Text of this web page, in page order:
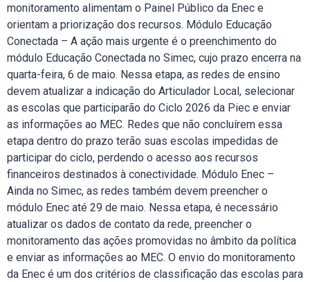
monitoramento alimentam o Painel Público da Enec e
orientam a priorização dos recursos. Módulo Educação
Conectada – A ação mais urgente é o preenchimento do
módulo Educação Conectada no Simec, cujo prazo encerra na
quarta-feira, 6 de maio. Nessa etapa, as redes de ensino
devem atualizar a indicação do Articulador Local, selecionar
as escolas que participarão do Ciclo 2026 da Piec e enviar
as informações ao MEC. Redes que não concluírem essa
etapa dentro do prazo terão suas escolas impedidas de
participar do ciclo, perdendo o acesso aos recursos
financeiros destinados à conectividade. Módulo Enec –
Ainda no Simec, as redes também devem preencher o
módulo Enec até 29 de maio. Nessa etapa, é necessário
atualizar os dados de contato da rede, preencher o
monitoramento das ações promovidas no âmbito da política
e enviar as informações ao MEC. O envio do monitoramento
da Enec é um dos critérios de classificação das escolas para